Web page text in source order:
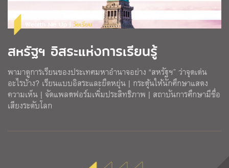
Wealth Me Up | วัยเรียน
สหรัฐฯ อิสระแห่งการเรียนรู้
พามาดูการเรียนของประเทศมหาอำนาจอย่าง “สหรัฐฯ” ว่าจุดเด่น
อะไรบ้าง? เรียนแบบอิสระและยืดหยุ่น | กระตุ้นให้นักศึกษาแสดง
ความเห็น | จัดแพลตฟอร์มเพิ่มประสิทธิภาพ | สถาบันการศึกษามีชื่อ
เสียงระดับโลก